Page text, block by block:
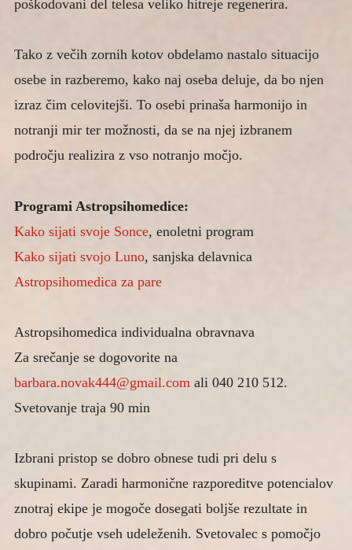
poškodovani del telesa veliko hitreje regenerira.
Tako z večih zornih kotov obdelamo nastalo situacijo
osebe in razberemo, kako naj oseba deluje, da bo njen
izraz čim celovitejši. To osebi prinaša harmonijo in
notranji mir ter možnosti, da se na njej izbranem
področju realizira z vso notranjo močjo.
Programi Astropsihomedice:
Kako sijati svoje Sonce, enoletni program
Kako sijati svojo Luno, sanjska delavnica
Astropsihomedica za pare
Astropsihomedica individualna obravnava
Za srečanje se dogovorite na
barbara.novak444@gmail.com ali 040 210 512.
Svetovanje traja 90 min
Izbrani pristop se dobro obnese tudi pri delu s
skupinami. Zaradi harmonične razporeditve potencialov
znotraj ekipe je mogoče dosegati boljše rezultate in
dobro počutje vseh udeleženih. Svetovalec s pomočjo